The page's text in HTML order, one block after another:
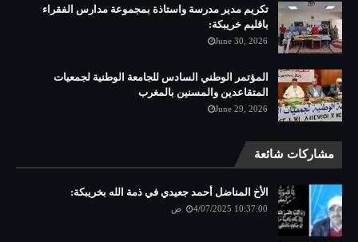
تكريم مدير مدرسة واستاذة بمجموعة مدارس الفقراء
باقليم خريبكة:
June 30, 2026
المؤتمر الوطني السادس للجامعة الوطنية لجمعيات
المتقاعدين والمسنين بالمغرب
June 29, 2026
مشاركات شائعة
الأخ المناضل أحمد جعيدي في ذمة الله بخريبكة:
4/07/2025 10:37:00 ص